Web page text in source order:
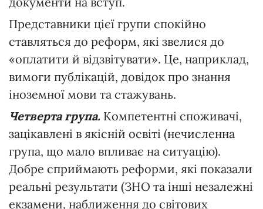
Представники цієї групи спокійно
ставляться до реформ, які звелися до
«оплатити й відзвітувати». Це, наприклад,
вимоги публікацій, довідок про знання
іноземної мови та стажувань.
Четверта група. Компетентні споживачі,
зацікавлені в якісній освіті (нечисленна
група, що мало впливає на ситуацію).
Добре сприймають реформи, які показали
реальні результати (ЗНО та інші незалежні
екзамени, наближення до світових